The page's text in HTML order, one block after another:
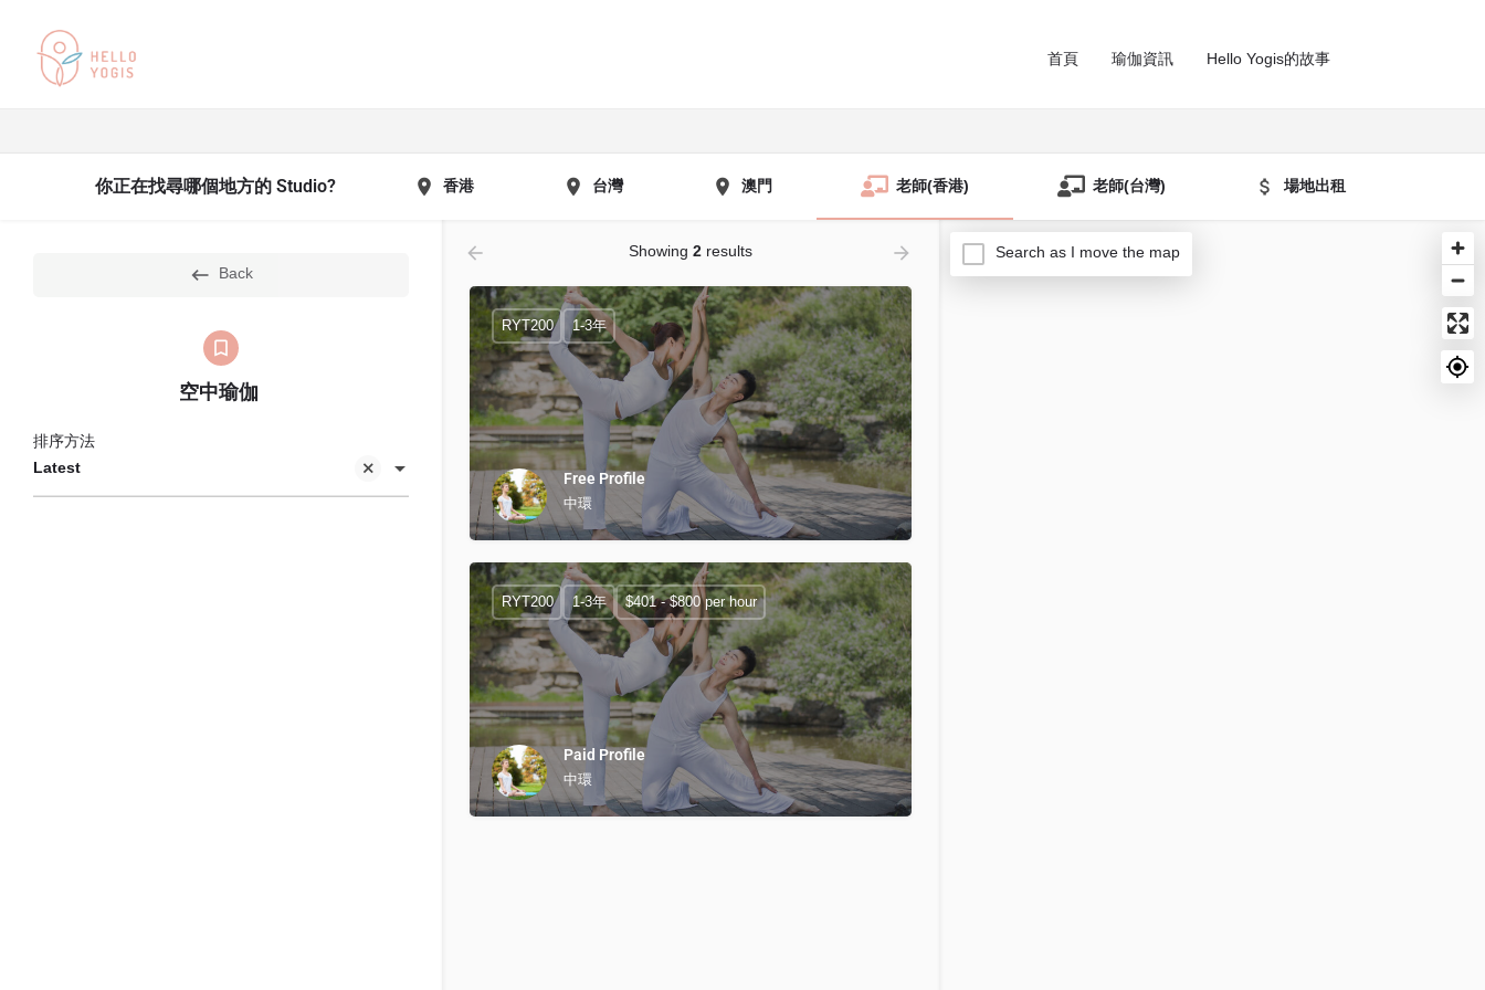
首頁 瑜伽資訊 Hello Yogis的故事
你正在找尋哪個地方的 Studio? 香港 台灣 澳門 老師(香港) 老師(台灣) 場地出租
Back
空中瑜伽 ‎
Latest
排序方法
Showing 2 results
Free Profile
中環
RYT200 1-3年
Paid Profile
中環
RYT200 1-3年 $401 - $800 per hour
Search as I move the map